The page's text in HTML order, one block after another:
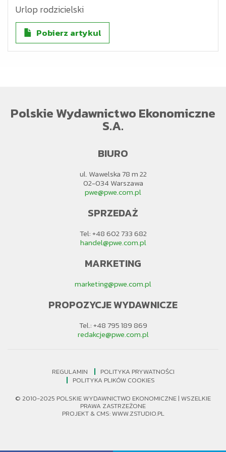
Urlop rodzicielski
Pobierz artykul
Polskie Wydawnictwo Ekonomiczne
S.A.
BIURO
ul. Wawelska 78 m 22
02-034 Warszawa
pwe@pwe.com.pl
SPRZEDAŻ
Tel: +48 602 733 682
handel@pwe.com.pl
MARKETING
marketing@pwe.com.pl
PROPOZYCJE WYDAWNICZE
Tel.: +48 795 189 869
redakcje@pwe.com.pl
REGULAMIN
POLITYKA PRYWATNOŚCI
POLITYKA PLIKÓW COOKIES
© 2010-2025 POLSKIE WYDAWNICTWO EKONOMICZNE | WSZELKIE
PRAWA ZASTRZEŻONE
PROJEKT & CMS:WWW.ZSTUDIO.PL